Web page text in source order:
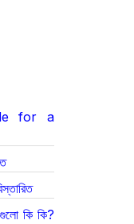
for a
কি কি?